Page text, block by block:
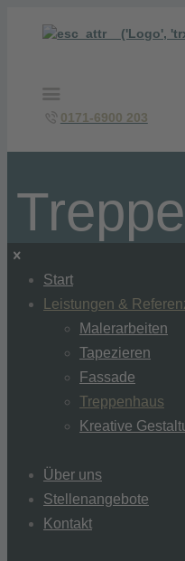
0171-6900 203
Start
Leistungen &
Malerarbeiten
Tapezieren
Fassade
Treppenhaus
Kreative
Über uns
Stellenangebote
Kontakt